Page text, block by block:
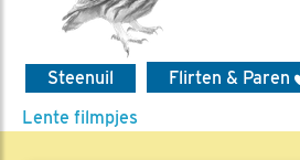
Steenuil Flirten & Paren
Lente filmpjes